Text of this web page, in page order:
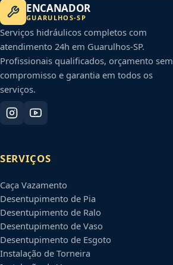
ENCANADOR
GUARULHOS-SP
Serviços hidráulicos completos com
atendimento 24h em Guarulhos-SP.
Profissionais qualificados, orçamento sem
compromisso e garantia em todos os
serviços.
SERVIÇOS
Caça Vazamento
Desentupimento de Pia
Desentupimento de Ralo
Desentupimento de Vaso
Desentupimento de Esgoto
Instalação de Torneira